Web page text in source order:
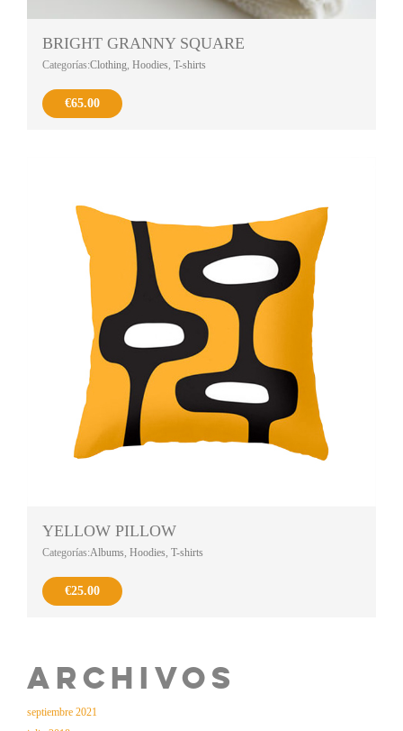
BRIGHT GRANNY SQUARE
Categorías:Clothing, Hoodies, T-shirts
€65.00
YELLOW PILLOW
Categorías:Albums, Hoodies, T-shirts
€25.00
Archivos
septiembre 2021